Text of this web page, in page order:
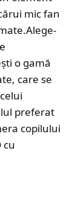
mic fan
o gamă
care se
preferat
copilului
cu